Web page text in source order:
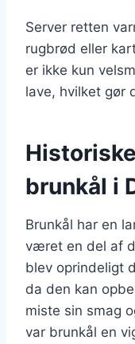
Server retten
rugbrød eller
er ikke kun
lave, hvilket gør
brunkål i
Brunkål har en
været en del af
blev oprindeligt
da den kan
miste sin smag
var brunkål en